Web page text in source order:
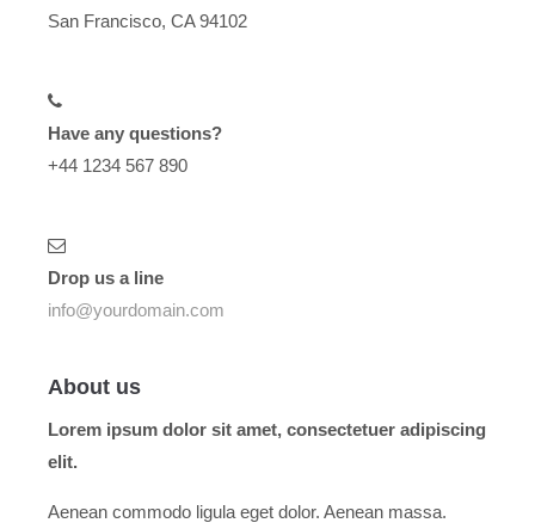
San Francisco, CA 94102
Have any questions?
+44 1234 567 890
Drop us a line
info@yourdomain.com
About us
Lorem ipsum dolor sit amet, consectetuer adipiscing
elit.
Aenean commodo ligula eget dolor. Aenean massa.